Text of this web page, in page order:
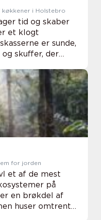
i Holstebro
tid og skaber
et klogt
er sunde,
skuffer, der
for jorden
et af de mest
på
en brøkdel af
huser omtrent